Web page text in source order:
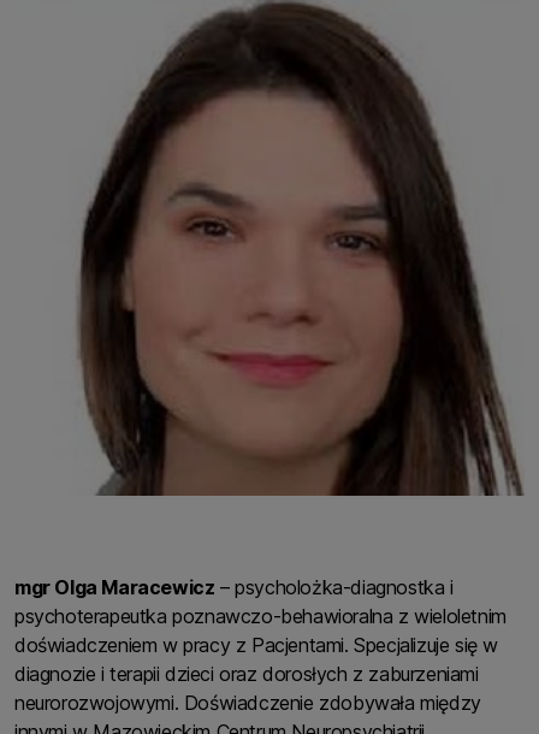
mgr Olga Maracewicz – psycholożka-diagnostka i
psychoterapeutka poznawczo-behawioralna z wieloletnim
doświadczeniem w pracy z Pacjentami. Specjalizuje się w
diagnozie i terapii dzieci oraz dorosłych z zaburzeniami
neurorozwojowymi. Doświadczenie zdobywała między